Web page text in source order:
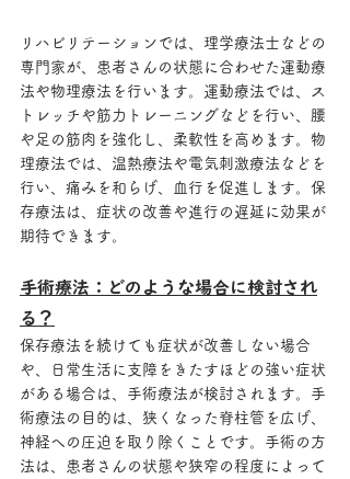
リハビリテーションでは、理学療法士などの
専門家が、患者さんの状態に合わせた運動療
法や物理療法を行います。運動療法では、ス
トレッチや筋力トレーニングなどを行い、腰
や足の筋肉を強化し、柔軟性を高めます。物
理療法では、温熱療法や電気刺激療法などを
行い、痛みを和らげ、血行を促進します。保
存療法は、症状の改善や進行の遅延に効果が
期待できます。
手術療法：どのような場合に検討され
る？
保存療法を続けても症状が改善しない場合
や、日常生活に支障をきたすほどの強い症状
がある場合は、手術療法が検討されます。手
術療法の目的は、狭くなった脊柱管を広げ、
神経への圧迫を取り除くことです。手術の方
法は、患者さんの状態や狭窄の程度によって